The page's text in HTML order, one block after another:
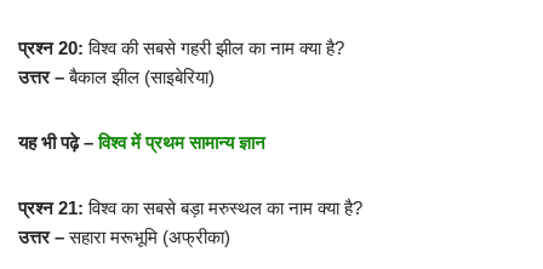
प्रश्न 20: विश्व की सबसे गहरी झील का नाम क्या है?
उत्तर –बैकाल झील (साइबेरिया)
यह भी पढ़े –विश्व में प्रथम सामान्य ज्ञान
प्रश्न 21: विश्व का सबसे बड़ा मरुस्थल का नाम क्या है?
उत्तर –सहारा मरूभूमि (अफ्रीका)